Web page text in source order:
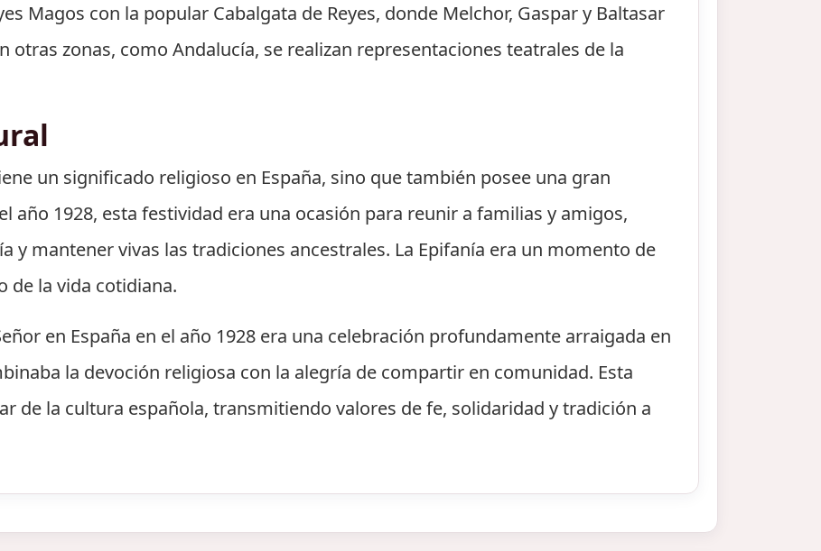
Magos con la popular Cabalgata de Reyes, donde Melchor, Gaspar y Baltasar
otras zonas, como Andalucía, se realizan representaciones teatrales de la
un significado religioso en España, sino que también posee una gran
año 1928, esta festividad era una ocasión para reunir a familias y amigos,
y mantener vivas las tradiciones ancestrales. La Epifanía era un momento de
de la vida cotidiana.
en España en el año 1928 era una celebración profundamente arraigada en
la devoción religiosa con la alegría de compartir en comunidad. Esta
de la cultura española, transmitiendo valores de fe, solidaridad y tradición a